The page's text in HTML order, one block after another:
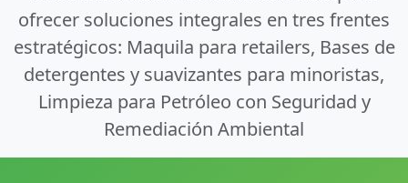
ofrecer soluciones integrales en tres frentes
estratégicos: Maquila para retailers, Bases de
detergentes y suavizantes para minoristas,
Limpieza para Petróleo con Seguridad y
Remediación Ambiental